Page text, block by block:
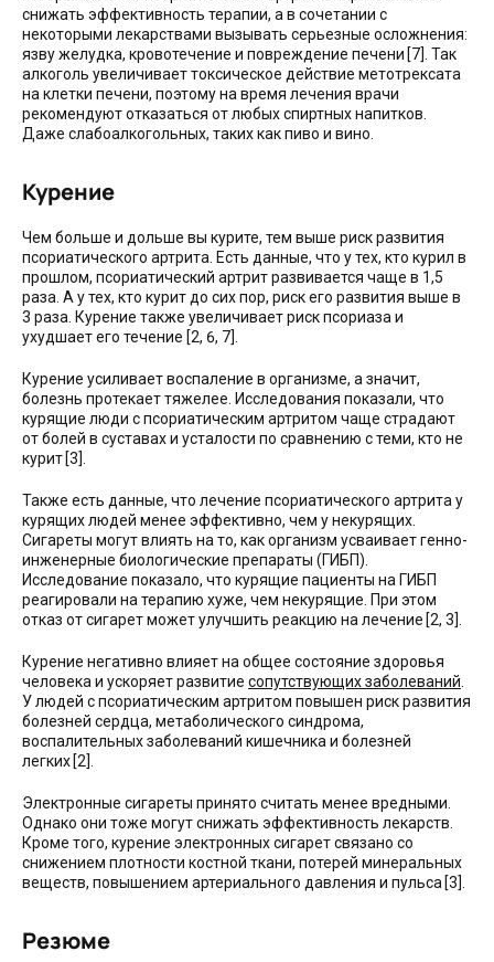
снижать эффективность терапии, а в сочетании с
некоторыми лекарствами вызывать серьезные осложнения:
язву желудка, кровотечение и повреждение печени [7]. Так
алкоголь увеличивает токсическое действие метотрексата
на клетки печени, поэтому на время лечения врачи
рекомендуют отказаться от любых спиртных напитков.
Даже слабоалкогольных, таких как пиво и вино.
Курение
Чем больше и дольше вы курите, тем выше риск развития
псориатического артрита. Есть данные, что у тех, кто курил в
прошлом, псориатический артрит развивается чаще в 1,5
раза. А у тех, кто курит до сих пор, риск его развития выше в
3 раза. Курение также увеличивает риск псориаза и
ухудшает его течение [2, 6, 7].
Курение усиливает воспаление в организме, а значит,
болезнь протекает тяжелее. Исследования показали, что
курящие люди с псориатическим артритом чаще страдают
от болей в суставах и усталости по сравнению с теми, кто не
курит [3].
Также есть данные, что лечение псориатического артрита у
курящих людей менее эффективно, чем у некурящих.
Сигареты могут влиять на то, как организм усваивает генно-
инженерные биологические препараты (ГИБП).
Исследование показало, что курящие пациенты на ГИБП
реагировали на терапию хуже, чем некурящие. При этом
отказ от сигарет может улучшить реакцию на лечение [2, 3].
Курение негативно влияет на общее состояние здоровья
человека и ускоряет развитие сопутствующих заболеваний
У людей с псориатическим артритом повышен риск развития
болезней сердца, метаболического синдрома,
воспалительных заболеваний кишечника и болезней
легких [2].
Электронные сигареты принято считать менее вредными.
Однако они тоже могут снижать эффективность лекарств.
Кроме того, курение электронных сигарет связано со
снижением плотности костной ткани, потерей минеральных
веществ, повышением артериального давления и пульса [3].
Резюме